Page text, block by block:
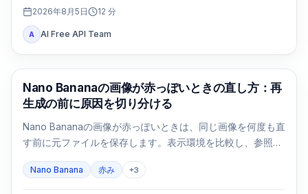
2026年8月5日 12 分
A AI Free API Team
AI画像生成
Nano Bananaの画像が赤っぽいときの直し方：再
生成の前に原因を切り分ける
Nano Bananaの画像が赤っぽいときは、同じ画像を何度も直
す前に元ファイルを保存します。表示環境を比較し、参照画
Nano Banana 赤み +3